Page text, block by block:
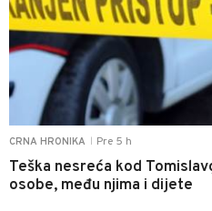
CRNA HRONIKA Pre 5 h
Teška nesreća kod
osobe, među njima i dijete